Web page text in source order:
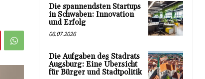
Die spannendsten Startups
in Schwaben: Innovation
und Erfolg
06.07.2026
Die Aufgaben des Stadrats
Augsburg: Eine Übersicht
für Bürger und Stadtpolitik